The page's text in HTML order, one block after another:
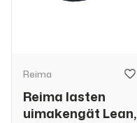
Reima
Reima lasten
uimakengät Lean,